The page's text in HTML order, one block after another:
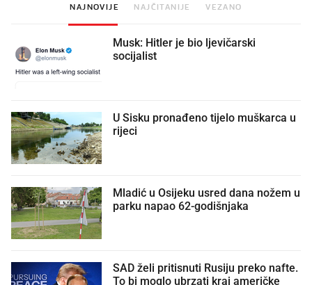
NAJNOVIJE NAJČITANIJE VEZANO
Musk: Hitler je bio ljevičarski
socijalist
U Sisku pronađeno tijelo muškarca u
rijeci
Mladić u Osijeku usred dana nožem u
parku napao 62-godišnjaka
SAD želi pritisnuti Rusiju preko nafte.
To bi moglo ubrzati kraj američke